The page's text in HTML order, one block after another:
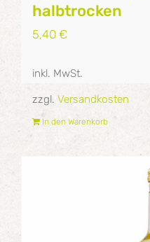
halbtrocken
5,40 €
inkl. MwSt.
zzgl. Versandkosten
In den Warenkorb